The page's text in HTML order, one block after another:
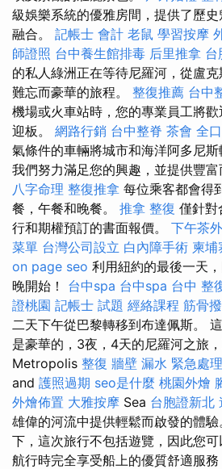
級娛樂系統的優雅房間，提供了歷
融合。 記帳士 會計 老鼠 學習按摩
師證照 台中養生館排毒 后里推拿 台
的私人綠洲正在等待尼羅河，從盧
難忘而豪華的旅程。 整復推薦 台中
機場或火車站時，您的專業員工將
迎板。 網路行銷 台中整脊 茶會 全
氣條件的車輛將城市和海洋阿多尼斯
我們努力滿足您的興趣，並提供豐富
八字命理 整復推拿 每位乘客都會得
餐，午餐和晚餐。 推拿 整復 僅針對
行和期權預訂的書面報價。 下午茶
菜單 台灣公司設立 白內障手術 柬埔
on page seo 利用紐約的最後一天
晚開始！ 台中spa 台中spa 台中 整
證桃園 記帳士 試題 經絡課程 筋骨
二天下午從巴黎轉移到布達佩斯。
是豪華的，3夜，4天的尼羅河之旅，
Metropolis 整復 牆壁 漏水 緊急處理
and 護照過期 seo是什麼 桃園外燴
外燴佈置 大雅按摩 Sea 台胞證新北
雄偉的河流中提供輕鬆而啟發的體驗
下，這次旅行不包括遊覽，因此您
航行時完全享受船上的優質舒適服